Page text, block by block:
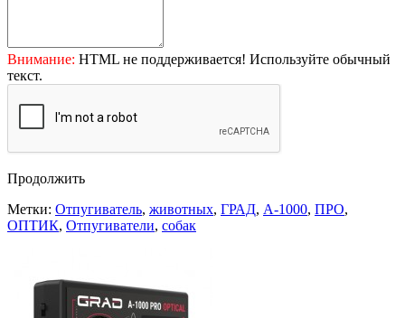
Внимание: HTML не поддерживается! Используйте обычный
текст.
Продолжить
Метки: Отпугиватель, животных, ГРАД, А-1000, ПРО,
ОПТИК, Отпугиватели, собак